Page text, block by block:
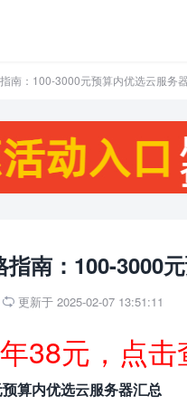
南：100-3000元预算内优选云服务
南：100-3000
 更新于 2025-02-07 13:51:11
38元，点击
算内优选云服务器汇总